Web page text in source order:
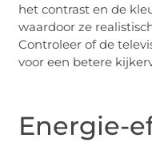
het contrast en de
waardoor ze
Controleer of de
voor een betere
Energie-